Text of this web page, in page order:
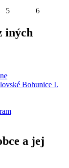
5 6
iných
a jej